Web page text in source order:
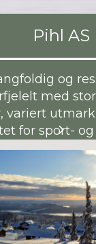
Pihl AS
og
med
variert
for sport-